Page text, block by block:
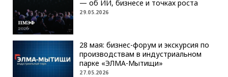
— об ИИ, бизнесе и точках роста
29.05.2026
28 мая: бизнес-форум и экскурсия по
производствам в индустриальном
парке «ЭЛМА-Мытищи»
27.05.2026